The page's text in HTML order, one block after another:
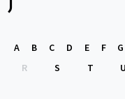
A B C D E F G
R
S T U